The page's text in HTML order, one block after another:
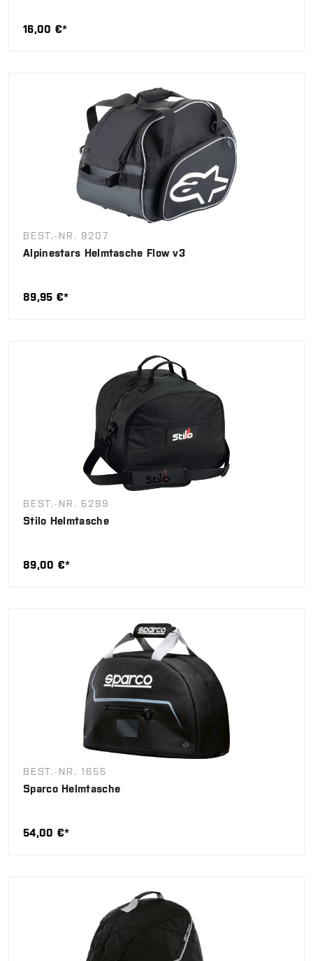
16,00 €*
BEST.-NR. 9207
Alpinestars Helmtasche Flow v3
89,95 €*
BEST.-NR. 5299
Stilo Helmtasche
89,00 €*
BEST.-NR. 1655
Sparco Helmtasche
54,00 €*